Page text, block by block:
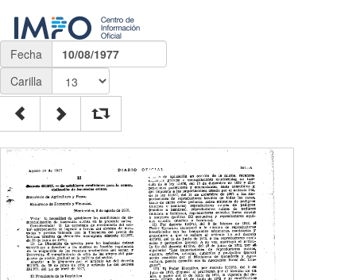
Fecha
10/08/1977
Carilla